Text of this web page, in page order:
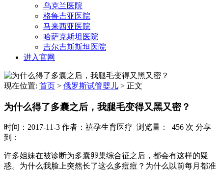
乌克兰医院
格鲁吉亚医院
马来西亚医院
哈萨克斯坦医院
吉尔吉斯斯坦医院
进入官网
现在位置: 首页 > 俄罗斯试管婴儿 > 正文
为什么得了多囊之后，我腿毛变得又黑又密？
时间：2017-11-3 作者：禧孕生育医疗 浏览量： 456 次 分享
到：
许多姐妹在被诊断为多囊卵巢综合征之后，都会有这样的疑
惑。为什么我脸上突然长了这么多痘痘？为什么以前每月都准